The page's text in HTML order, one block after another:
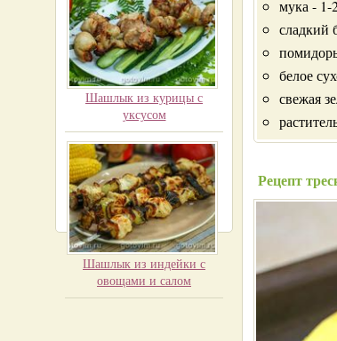
Шашлык из курицы с
уксусом
Шашлык из индейки с
овощами и салом
мука - 1-
сладкий
белое
свежая
Рецепт